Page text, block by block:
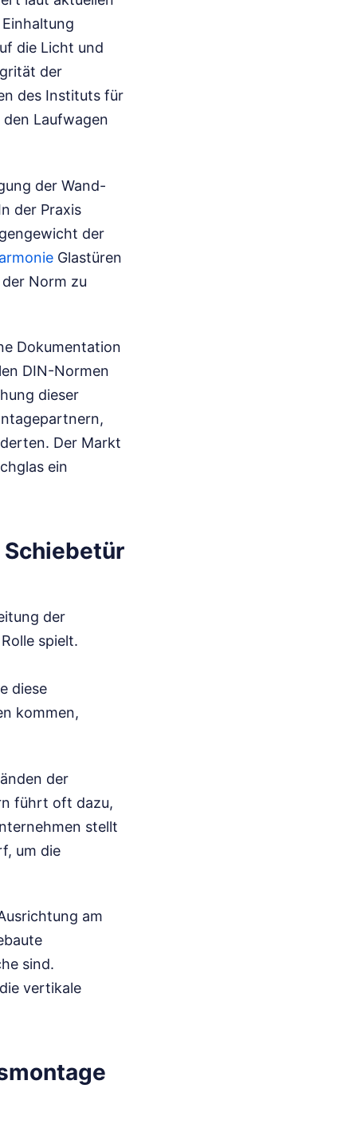
die Licht und
der
des Instituts für
Laufwagen
der Wand-
der Praxis
der
Glastüren
Norm zu
Dokumentation
DIN-Normen
dieser
Der Markt
ein
der
spielt.
diese
kommen,
der
führt oft dazu,
stellt
um die
am
sind.
vertikale